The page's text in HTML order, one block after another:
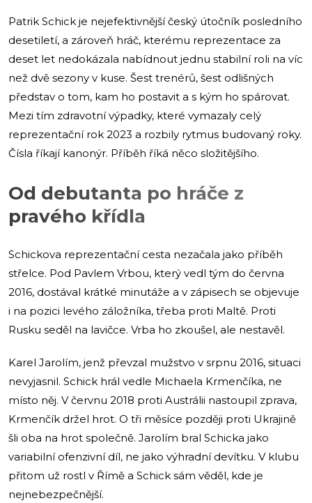
Patrik Schick je nejefektivnější český útočník posledního
desetiletí, a zároveň hráč, kterému reprezentace za
deset let nedokázala nabídnout jednu stabilní roli na víc
než dvě sezony v kuse. Šest trenérů, šest odlišných
představ o tom, kam ho postavit a s kým ho spárovat.
Mezi tím zdravotní výpadky, které vymazaly celý
reprezentační rok 2023 a rozbily rytmus budovaný roky.
Čísla říkají kanonýr. Příběh říká něco složitějšího.
Od debutanta po hráče z
pravého křídla
Schickova reprezentační cesta nezačala jako příběh
střelce. Pod Pavlem Vrbou, který vedl tým do června
2016, dostával krátké minutáže a v zápisech se objevuje
i na pozici levého záložníka, třeba proti Maltě. Proti
Rusku seděl na lavičce. Vrba ho zkoušel, ale nestavěl.
Karel Jarolím, jenž převzal mužstvo v srpnu 2016, situaci
nevyjasnil. Schick hrál vedle Michaela Krmenčíka, ne
místo něj. V červnu 2018 proti Austrálii nastoupil zprava,
Krmenčík držel hrot. O tři měsíce později proti Ukrajině
šli oba na hrot společně. Jarolím bral Schicka jako
variabilní ofenzivní díl, ne jako výhradní devítku. V klubu
přitom už rostl v Římě a Schick sám věděl, kde je
nejnebezpečnější.